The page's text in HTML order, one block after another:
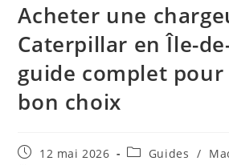
Acheter une
Caterpillar en Île-
guide complet
bon choix
12 mai 2026 Guides /